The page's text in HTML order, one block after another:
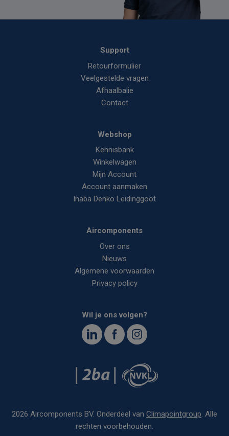
Support
Retourformulier
Veelgestelde vragen
Afhaalbalie
Contact
Webshop
Kennisbank
Winkelwagen
Mijn Account
Account aanmaken
Inaba Denko Leidinggoot
Aircomponents
Over ons
Nieuws
Algemene voorwaarden
Privacy policy
Wil je ons volgen?
2026 Aircomponents BV. Onderdeel van Climapointgroup. Alle
rechten voorbehouden.